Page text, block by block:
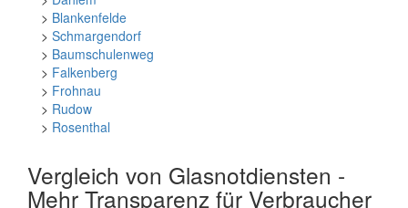
> Blankenfelde
> Schmargendorf
> Baumschulenweg
> Falkenberg
> Frohnau
> Rudow
> Rosenthal
Vergleich von Glasnotdiensten -
Mehr Transparenz für Verbraucher